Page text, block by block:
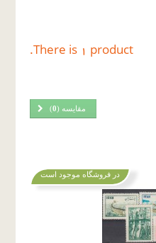
There is 1 product.
مقایسه (0
)
در فروشگاه موجود است